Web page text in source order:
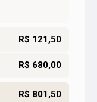
R$ 121,50
R$ 680,00
R$ 801,50